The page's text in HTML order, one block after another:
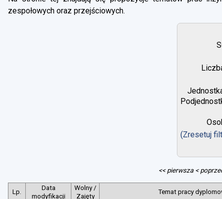
zespołowych oraz przejściowych.
(Zresetuj
<< pierwsza <
Lp.
Data
modyfikacji
Wolny /
Zajęty
Temat pracy